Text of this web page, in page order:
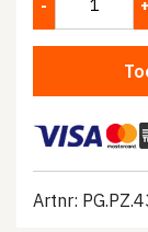
Artnr: